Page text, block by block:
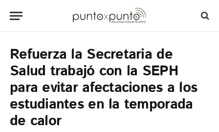
Refuerza la Secretaria de
Salud trabajó con la SEPH
para evitar afectaciones a los
estudiantes en la temporada
de calor